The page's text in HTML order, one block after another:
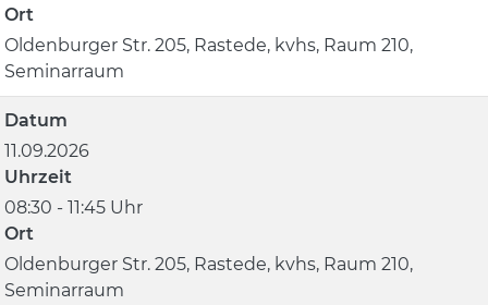
Ort
Oldenburger Str. 205, Rastede, kvhs, Raum 210,
Seminarraum
Datum
11.09.2026
Uhrzeit
08:30 - 11:45 Uhr
Ort
Oldenburger Str. 205, Rastede, kvhs, Raum 210,
Seminarraum